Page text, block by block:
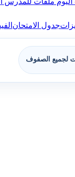
جدول الامتحان
لجميع الصفوف